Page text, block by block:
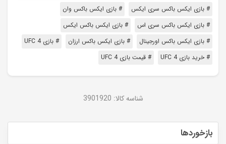
# بازی ایکس باکس سری ایکس
# بازی ایکس باکس وان
# بازی ایکس باکس سری اس
# بازی ایکس باکس ایکس
# بازی ایکس باکس اورجینال
# بازی ایکس باکس ارزان
# بازی UFC 4
# خرید بازی UFC 4
# قیمت بازی UFC 4
شناسه کالا: 3901920
بازخوردها